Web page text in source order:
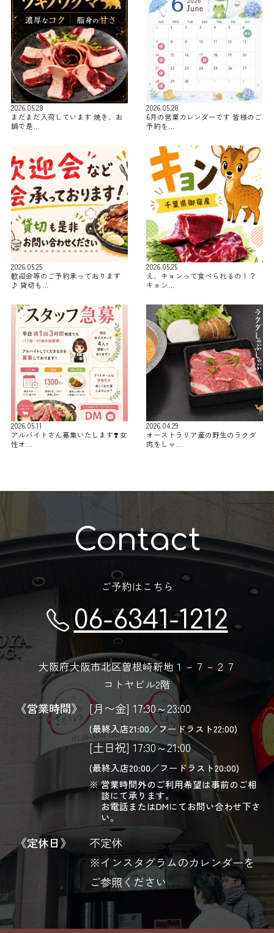
2026.05.28
まだまだ入荷しています 焼き、お
鍋で是…
2026.05.28
6月の営業カレンダーです 皆様のご
予約を…
2026.05.25
歓迎会等のご予約承っております
♪ 貸切も…
2026.05.25
え、キョンって食べられるの！？
キョン…
2026.05.11
アルバイトさん募集いたします❣️ 女
性オ…
2026.04.29
オーストラリア産の野生のラクダ
肉をしゃ…
Contact
ご予約はこちら
06-6341-1212
大阪府大阪市北区曽根崎新地１－７－２７
コトヤビル2階
《営業時間》 [月〜金] 17:30～23:00
(最終入店21:00／フードラスト22:00)
[土日祝] 17:30～21:00
(最終入店20:00／フードラスト20:00)
営業時間外のご利用希望は事前のご相
談にて承ります。
お電話またはDMにてお問い合わせ下さ
い。
《定休日》
不定休
※インスタグラムのカレンダーを
ご参照ください